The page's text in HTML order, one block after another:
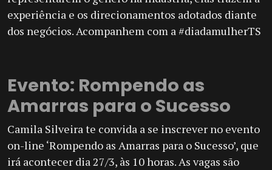
experiência e os direcionamentos adotados diante
dos negócios. Acompanhem com a #diadamulherTS
Evento: Rompendo as
Amarras para o Sucesso
Camila Silveira te convida a se inscrever no evento
on-line ‘Rompendo as Amarras para o Sucesso’, que
irá acontecer dia 27/3, às 10 horas. As vagas são